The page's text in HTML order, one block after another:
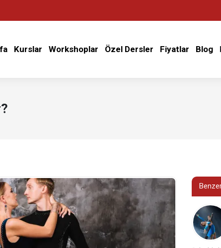
Kurslar Workshoplar Özel Dersler Fiyatlar Blog